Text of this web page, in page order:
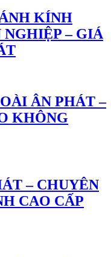
KÍNH
– GIÁ
ÂN PHÁT –
KHÔNG
– CHUYÊN
CAO CẤP